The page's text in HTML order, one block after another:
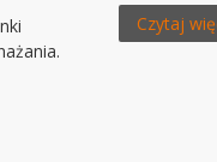
Czytaj